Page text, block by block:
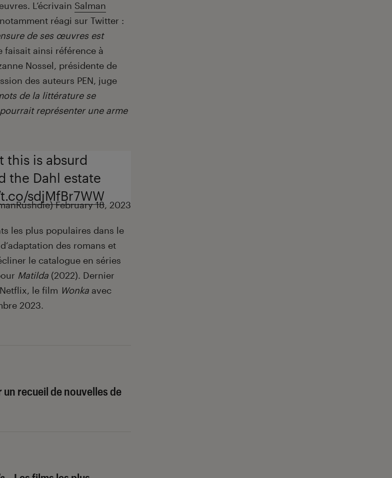
L’écrivain Salman
réagi sur Twitter :
de ses œuvres est
faisait ainsi référence à
Nossel, présidente de
des auteurs PEN, juge
de la littérature se
représenter une arme
this is absurd
the Dahl estate
sdjMfBr7WW
February 18, 2023
les plus populaires dans le
des romans et
le catalogue en séries
Matilda (2022). Dernier
le film Wonka avec
2023.
recueil de nouvelles de